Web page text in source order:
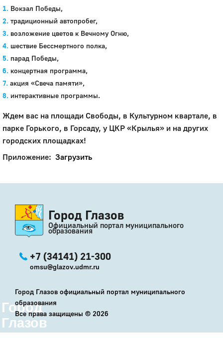
Город
Глазов
Вокзал Победы,
традиционный автопробег,
возложение цветов к Вечному Огню,
шествие Бессмертного полка,
парад Победы,
концертная программа,
акция «Свеча памяти»,
интерактивные программы.
Ждем вас на площади Свободы, в Культурном квартале, в
парке Горького, в Горсаду, у ЦКР «Крылья» и на других
городских площадках!
Приложение: Загрузить
Город Глазов
Официальный портал муниципального
образования
+7 (34141) 21-300
omsu@glazov.udmr.ru
Город Глазов официальный портал муниципального
образования
Все права защищены © 2026